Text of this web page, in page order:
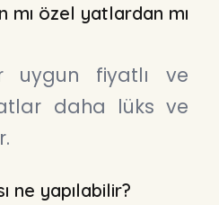
mı özel yatlardan mı
uygun fiyatlı ve
daha lüks ve
ne yapılabilir?